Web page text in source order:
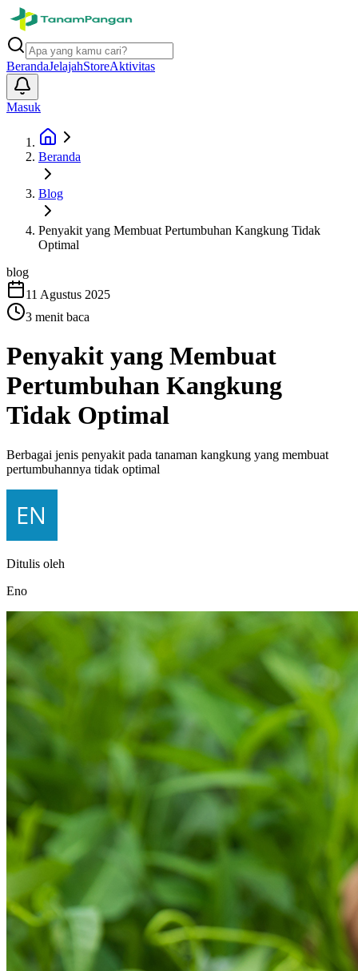
BerandaJelajahStoreAktivitas
Masuk
Beranda
Blog
Penyakit yang Membuat Pertumbuhan Kangkung Tidak
Optimal
blog
11 Agustus 2025
3 menit baca
Penyakit yang Membuat
Pertumbuhan Kangkung
Tidak Optimal
Berbagai jenis penyakit pada tanaman kangkung yang membuat
pertumbuhannya tidak optimal
Ditulis oleh
Eno